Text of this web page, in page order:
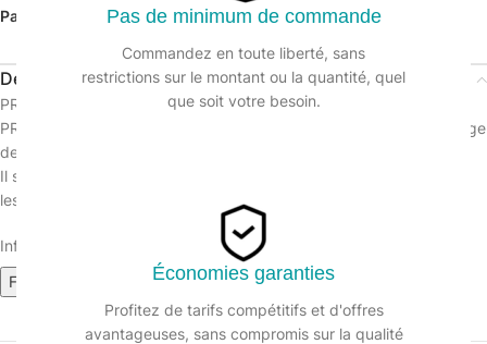
Pas de minimum de commande
Commandez en toute liberté, sans
restrictions sur le montant ou la quantité, quel
que soit votre besoin.
Économies garanties
Profitez de tarifs compétitifs et d'offres
avantageuses, sans compromis sur la qualité
Partager:
Description
PRO’SOFT dégraissant surfaces proactif
PRO’SOFT est formulé pour le nettoyage, dégraissage et détachage
des surfaces même fortement encrassées.
Il s’utilise en prêt à l’emploi directement sur les surfaces et élimine
les traces, taches tenaces, colle, encre, graisses ou nicotine.
Informations sur le produit :
Fiche technique
Fiche de données de sécurité